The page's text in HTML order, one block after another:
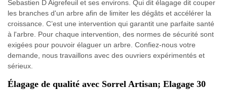
Sebastien D Aigrefeuil et ses environs. Qui dit élagage dit couper
les branches d'un arbre afin de limiter les dégâts et accélérer la
croissance. C’est une intervention qui garantit une parfaite santé
à l'arbre. Pour chaque intervention, des normes de sécurité sont
exigées pour pouvoir élaguer un arbre. Confiez-nous votre
demande, nous travaillons avec des ouvriers expérimentés et
sérieux.
Élagage de qualité avec Sorrel Artisan; Elagage 30